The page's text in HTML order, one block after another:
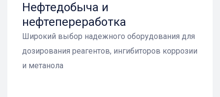
Нефтедобыча и
нефтепереработка
Широкий выбор надежного оборудования для
дозирования реагентов, ингибиторов коррозии
и метанола